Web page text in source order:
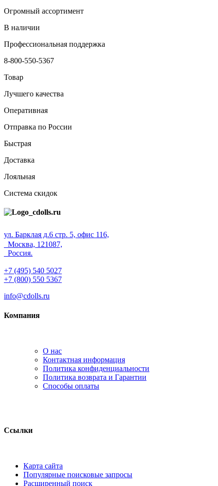
Огромный ассортимент
В наличии
Профессиональная поддержка
8-800-550-5367
Товар
Лучшего качества
Оперативная
Отправка по России
Быстрая
Доставка
Лояльная
Система скидок
ул. Барклая д.6 стр. 5, офис 116,
Москва, 121087,
Россия.
+7 (495) 540 5027
+7 (800) 550 5367
info@cdolls.ru
Компания
О нас
Контактная информация
Политика конфиденциальности
Политика возврата и Гарантии
Способы оплаты
Ссылки
Карта сайта
Популярные поисковые запросы
Расширенный поиск